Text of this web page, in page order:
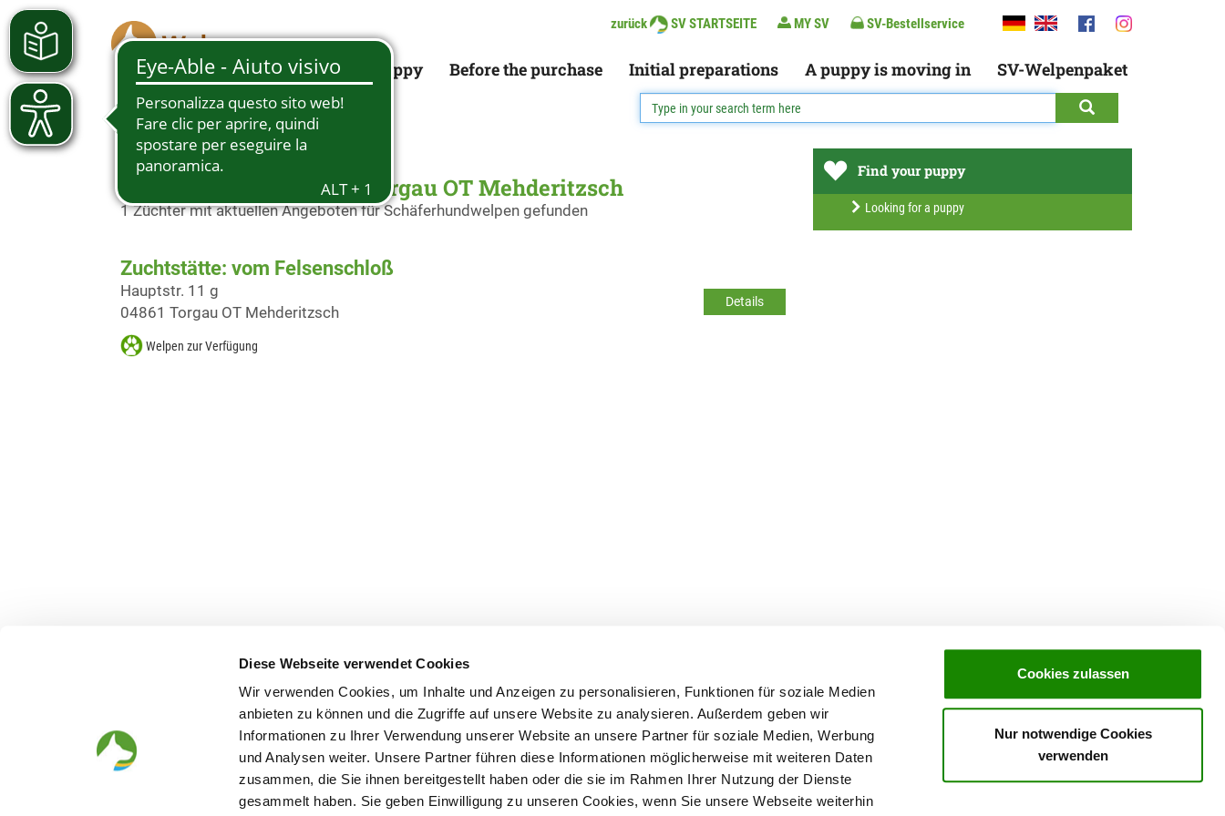
Diese Webseite verwendet Cookies
Wir verwenden Cookies, um Inhalte und Anzeigen zu personalisieren, Funktionen für soziale Medien
anbieten zu können und die Zugriffe auf unsere Website zu analysieren. Außerdem geben wir
Informationen zu Ihrer Verwendung unserer Website an unsere Partner für soziale Medien, Werbung
und Analysen weiter. Unsere Partner führen diese Informationen möglicherweise mit weiteren Daten
zusammen, die Sie ihnen bereitgestellt haben oder die sie im Rahmen Ihrer Nutzung der Dienste
gesammelt haben. Sie geben Einwilligung zu unseren Cookies, wenn Sie unsere Webseite weiterhin
Cookies zulassen
Nur notwendige Cookies
verwenden
zurück SV STARTSEITE MY SV SV-Bestellservice
Looking for a puppy Before the purchase Initial preparations A puppy is moving in SV-Welpenpaket
Schäferhundwelpen in Torgau OT Mehderitzsch
1 Züchter mit aktuellen Angeboten für Schäferhundwelpen gefunden
Zuchtstätte: vom Felsenschloß
Details
Hauptstr. 11 g
04861 Torgau OT Mehderitzsch
Welpen zur Verfügung
Find your puppy
Looking for a puppy
Looking for a puppy Before the purchase Initial preparations A puppy is moving in SV-Welpenpaket